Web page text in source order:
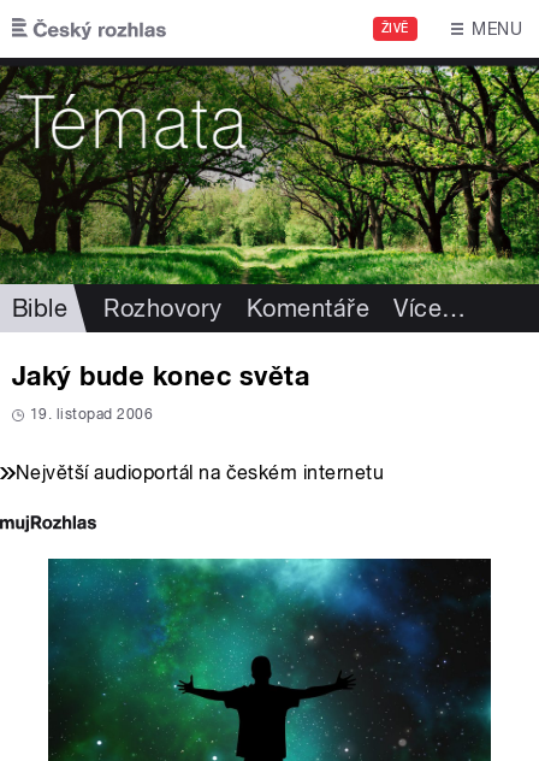
Přejít k hlavnímu obsahu
ŽIVĚ MENU
Bible Rozhovory Komentáře Více…
Jaký bude konec světa
19. listopad 2006
Největší audioportál na českém internetu